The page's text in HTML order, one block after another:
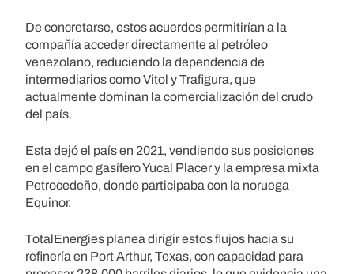
De concretarse, estos acuerdos permitirían a la
compañía acceder directamente al petróleo
venezolano, reduciendo la dependencia de
intermediarios como Vitol y Trafigura, que
actualmente dominan la comercialización del crudo
del país.
Esta dejó el país en 2021, vendiendo sus posiciones
en el campo gasífero Yucal Placer y la empresa mixta
Petrocedeño, donde participaba con la noruega
Equinor.
TotalEnergies planea dirigir estos flujos hacia su
refinería en Port Arthur, Texas, con capacidad para